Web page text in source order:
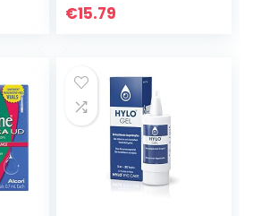
€15.79